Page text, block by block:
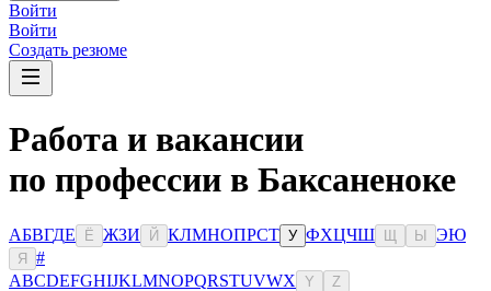
Войти
Войти
Создать резюме
Работа и вакансии
по профессии в Баксаненоке
АБВГДЕ Ё ЖЗИ Й КЛМНОПРСТ У ФХЦЧШ Ы ЭЮ
Я
#
ABCDEFGHIJKLMNOPQRSTUVWX Y Z